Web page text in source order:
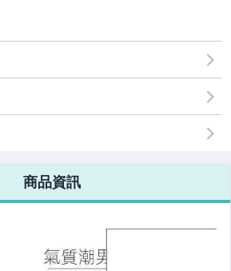
商品資訊